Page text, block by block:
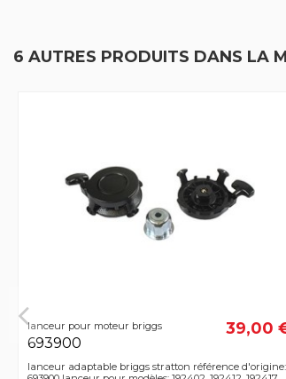
6 AUTRES PRODUITS DANS LA
lanceur pour moteur briggs
693900
39,00
lanceur adaptable briggs stratton référence d'origine: